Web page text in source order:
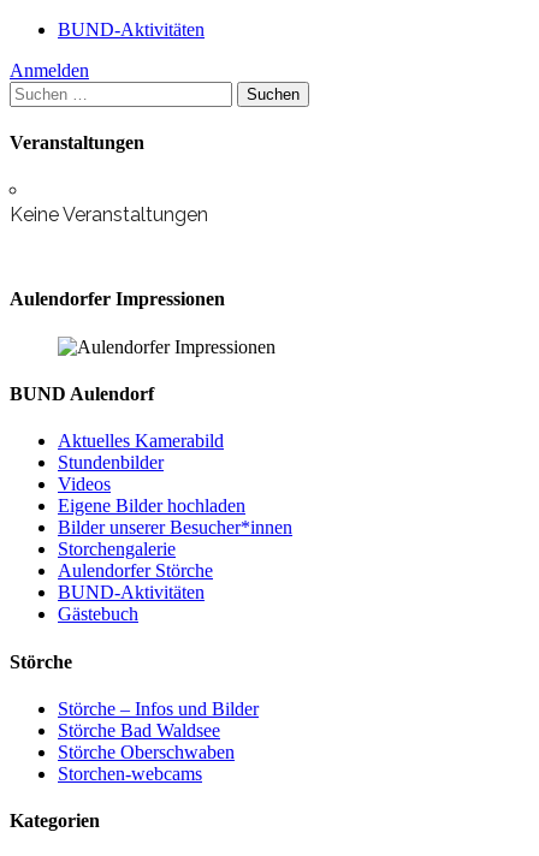
BUND-Aktivitäten
Anmelden
Suchen
nach:
Veranstaltungen
Keine Veranstaltungen
Aulendorfer Impressionen
BUND Aulendorf
Aktuelles Kamerabild
Stundenbilder
Videos
Eigene Bilder hochladen
Bilder unserer Besucher*innen
Storchengalerie
Aulendorfer Störche
BUND-Aktivitäten
Gästebuch
Störche
Störche – Infos und Bilder
Störche Bad Waldsee
Störche Oberschwaben
Storchen-webcams
Kategorien